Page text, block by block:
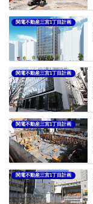
関電不動産三宮1丁目計画
関電不動産三宮1丁目計画
関電不動産三宮1丁目計画
関電不動産三宮1丁目計画